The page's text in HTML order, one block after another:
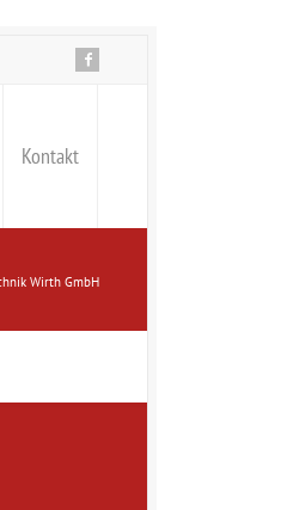
Kontakt
Wirth GmbH